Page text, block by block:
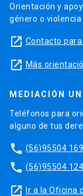
Orientación y
género o violencia
launch Contacto
launch Más
MEDIACIÓN
Teléfonos para
alguno de tus
phone (56)95504
phone (56)95504
launch Ir a la Oficina